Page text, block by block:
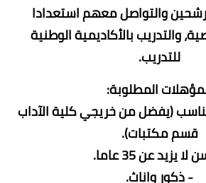
والتواصل معهم استعدادا
والتدريب بالأكاديمية الوطنية
للتدريب.
المطلوبة:
(يفضل من خريجي كلية الآداب
قسم مكتبات).
يزيد عن 35 عاما.
- ذكور واناث.